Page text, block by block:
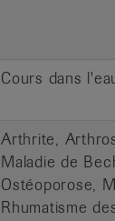
Cours dans
Arthrite,
Maladie de
Ostéoporose,
Rhumatisme